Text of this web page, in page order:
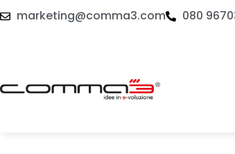
marketing@comma3.com 080